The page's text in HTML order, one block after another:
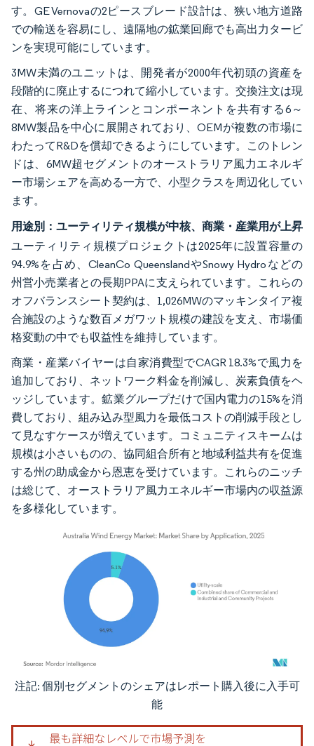
す。GE Vernovaの2ピースブレード設計は、狭い地方道路
での輸送を容易にし、遠隔地の鉱業回廊でも高出力タービ
ンを実現可能にしています。
3MW未満のユニットは、開発者が2000年代初頭の資産を
段階的に廃止するにつれて縮小しています。交換注文は現
在、将来の洋上ラインとコンポーネントを共有する6～
8MW製品を中心に展開されており、OEMが複数の市場に
わたってR&Dを償却できるようにしています。このトレン
ドは、6MW超セグメントのオーストラリア風力エネルギ
ー市場シェアを高める一方で、小型クラスを周辺化してい
ます。
用途別：ユーティリティ規模が中核、商業・産業用が上昇
ユーティリティ規模プロジェクトは2025年に設置容量の
94.9%を占め、CleanCo QueenslandやSnowy Hydroなどの
州営小売業者との長期PPAに支えられています。これらの
オフバランスシート契約は、1,026MWのマッキンタイア複
合施設のような数百メガワット規模の建設を支え、市場価
格変動の中でも収益性を維持しています。
商業・産業バイヤーは自家消費型でCAGR 18.3%で風力を
追加しており、ネットワーク料金を削減し、炭素負債をヘ
ッジしています。鉱業グループだけで国内電力の15%を消
費しており、組み込み型風力を最低コストの削減手段とし
て見なすケースが増えています。コミュニティスキームは
規模は小さいものの、協同組合所有と地域利益共有を促進
する州の助成金から恩恵を受けています。これらのニッチ
は総じて、オーストラリア風力エネルギー市場内の収益源
を多様化しています。
画像 © Mordor Intelligence。再利用にはCC BY 4.0の表示が必要です。
注記: 個別セグメントのシェアはレポート購入後に入手可
能